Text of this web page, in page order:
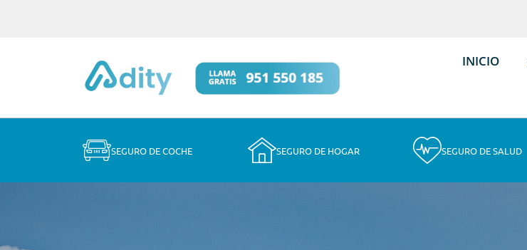
INICIO
SEGURO DE COCHE SEGURO DE HOGAR SEGURO DE SALUD